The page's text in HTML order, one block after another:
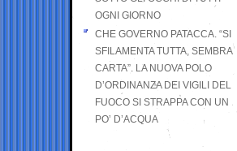
OGNI GIORNO
CHE GOVERNO PATACCA. “SI
SFILAMENTA TUTTA, SEMBRA
CARTA”. LA NUOVA POLO
D’ORDINANZA DEI VIGILI DEL
FUOCO SI STRAPPA CON UN
PO’ D’ACQUA